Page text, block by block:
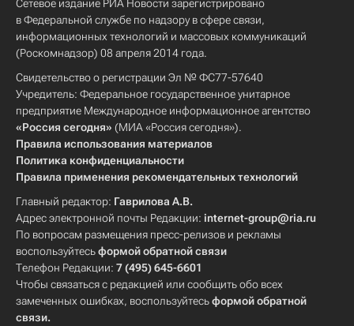
Сетевое издание РИА Новости зарегистрировано
в Федеральной службе по надзору в сфере связи,
информационных технологий и массовых коммуникаций
(Роскомнадзор) 08 апреля 2014 года.
Свидетельство о регистрации Эл № ФС77-57640
Учредитель: Федеральное государственное унитарное
предприятие Международное информационное агентство
«Россия сегодня» (МИА «Россия сегодня»).
Правила использования материалов
Политика конфиденциальности
Правила применения рекомендательных технологий
Главный редактор: Гаврилова А.В.
Адрес электронной почты Редакции: internet-group@ria.ru
По вопросам размещения пресс-релизов и рекламы
воспользуйтесьформой обратной связи
Телефон Редакции: 7 (495) 645-6601
Чтобы связаться с редакцией или сообщить обо всех
замеченных ошибках, воспользуйтесьформой обратной
связи.